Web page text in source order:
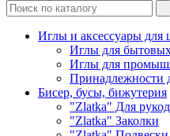
Иглы и аксессуары
Иглы для
Иглы для
Принадлежности
Бисер, бусы, бижутерия
"Zlatka" Для
"Zlatka" Заколки